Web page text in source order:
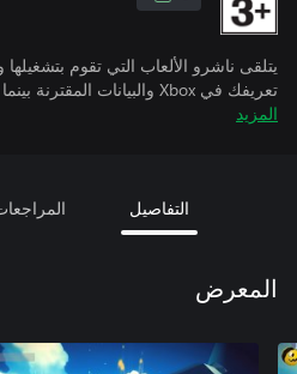
يتلقى ناشرو الألعاب التي تقوم
تعريفك في Xbox والبيانات المقترنة بينما تمارس الألعاب.
المزيد
التفاصيل
المعرض